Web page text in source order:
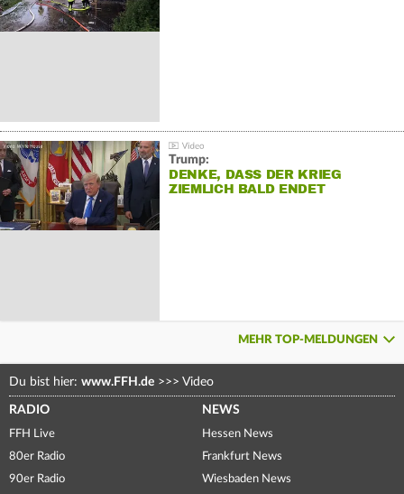
Trump:
DENKE, DASS DER KRIEG
ZIEMLICH BALD ENDET
MEHR TOP-MELDUNGEN
Du bist hier: www.FFH.de >>> Video
RADIO
FFH Live
80er Radio
90er Radio
NEWS
Hessen News
Frankfurt News
Wiesbaden News